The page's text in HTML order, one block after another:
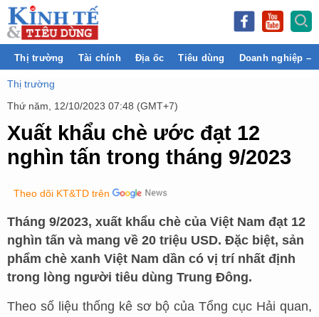
Thị trường Tài chính Địa ốc Tiêu dùng Doanh nghiệp –
Thị trường
Thứ năm, 12/10/2023 07:48 (GMT+7)
Xuất khẩu chè ước đạt 12
nghìn tấn trong tháng 9/2023
Theo dõi KT&TD trên
Tháng 9/2023, xuất khẩu chè của Việt Nam đạt 12
nghìn tấn và mang về 20 triệu USD. Đặc biệt, sản
phẩm chè xanh Việt Nam dần có vị trí nhất định
trong lòng người tiêu dùng Trung Đông.
Theo số liệu thống kê sơ bộ của Tổng cục Hải quan,